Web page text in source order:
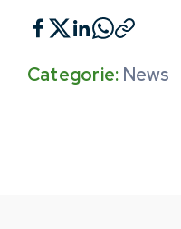
Categorie: News